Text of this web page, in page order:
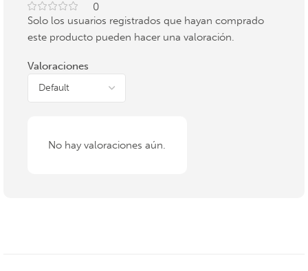
0
Valoraciones
No hay valoraciones aún.
Solo los usuarios registrados que hayan comprado
este producto pueden hacer una valoración.